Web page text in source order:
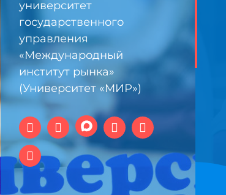
университет
государственного
управления
«Международный
институт рынка»
(Университет «МИР»)